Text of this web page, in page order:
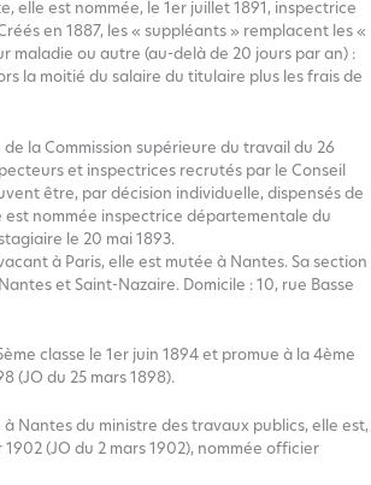
elle est nommée, le 1er juillet 1891, inspectrice
en 1887, les « suppléants » remplacent les «
maladie ou autre (au-delà de 20 jours par an) :
la moitié du salaire du titulaire plus les frais de
de la Commission supérieure du travail du 26
et inspectrices recrutés par le Conseil
être, par décision individuelle, dispensés de
est nommée inspectrice départementale du
le 20 mai 1893.
à Paris, elle est mutée à Nantes. Sa section
et Saint-Nazaire. Domicile : 10, rue Basse
classe le 1er juin 1894 et promue à la 4ème
(JO du 25 mars 1898).
à Nantes du ministre des travaux publics, elle est,
(JO du 2 mars 1902), nommée officier